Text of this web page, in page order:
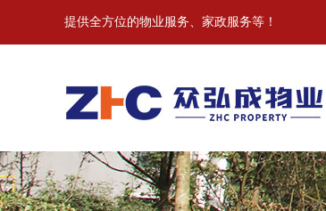
提供全方位的物业服务、家政服务等！